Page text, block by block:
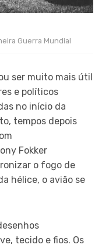
Guerra Mundial
ser muito mais útil
e políticos
no início da
tempos depois
Fokker
o fogo de
hélice, o avião se
tecido e fios. Os